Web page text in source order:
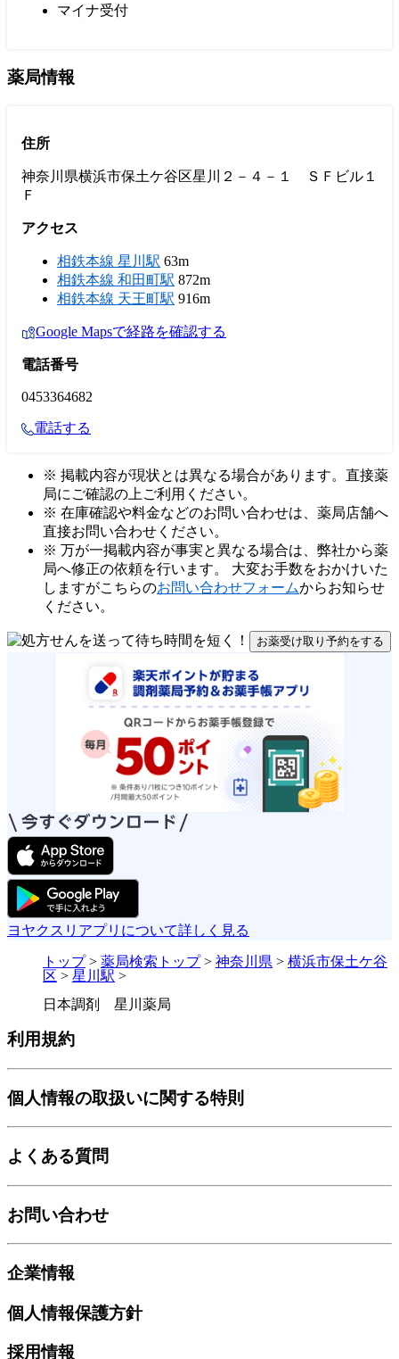
マイナ受付
薬局情報
住所
神奈川県横浜市保土ケ谷区星川２－４－１ ＳＦビル１
Ｆ
アクセス
相鉄本線 星川駅 63m
相鉄本線 和田町駅 872m
相鉄本線 天王町駅 916m
Google Mapsで経路を確認する
電話番号
0453364682
電話する
※ 掲載内容が現状とは異なる場合があります。直接薬
局にご確認の上ご利用ください。
※ 在庫確認や料金などのお問い合わせは、薬局店舗へ
直接お問い合わせください。
※ 万が一掲載内容が事実と異なる場合は、弊社から薬
局へ修正の依頼を行います。 大変お手数をおかけいた
しますがこちらのお問い合わせフォームからお知らせ
ください。
お薬受け取り予約をする
ヨヤクスリアプリについて詳しく見る
トップ> 薬局検索トップ> 神奈川県 > 横浜市保土ケ谷
区 > 星川駅 >
日本調剤 星川薬局
利用規約
個人情報の取扱いに関する特則
よくある質問
お問い合わせ
企業情報
個人情報保護方針
採用情報